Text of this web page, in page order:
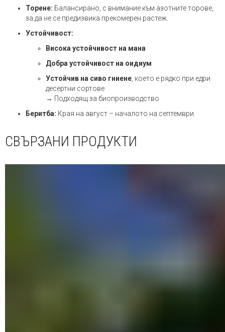
Торене: Балансирано, с внимание към азотните торове,
за да не се предизвика прекомерен растеж.
Устойчивост:
Висока устойчивост на мана
Добра устойчивост на оидиум
Устойчив на сиво гниене , което е рядко при едри
десертни сортове
→ Подходящ за биопроизводство
Беритба: Края на август – началото на септември.
СВЪРЗАНИ ПРОДУКТИ